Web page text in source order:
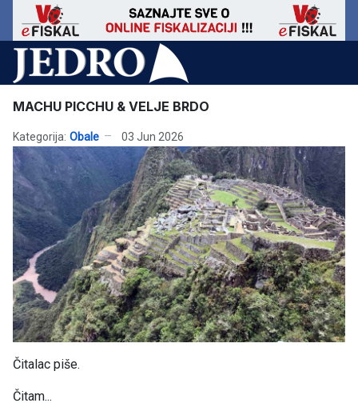
MACHU PICCHU & VELJE BRDO
Kategorija: Obale 03 Jun 2026
Čitalac piše.
Čitam...